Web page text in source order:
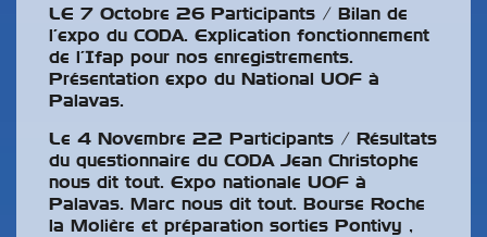
LE 7 Octobre 26 Participants / Bilan de
l’expo du CODA. Explication fonctionnement
de l’Ifap pour nos enregistrements.
Présentation expo du National UOF à
Palavas.
Le 4 Novembre 22 Participants / Résultats
du questionnaire du CODA Jean Christophe
nous dit tout. Expo nationale UOF à
Palavas. Marc nous dit tout. Bourse Roche
la Molière et préparation sorties Pontivy ,